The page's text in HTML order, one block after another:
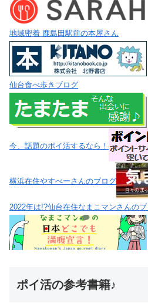
地域密着 鹿島田駅前の本屋さん
仙台食べ歩きブログ
今、話題のポイ活するなら！
横浜在住やすべーさんのブログ
2022年は!?仙台在住なまこマンさんの
ポイ活の参考書籍♪